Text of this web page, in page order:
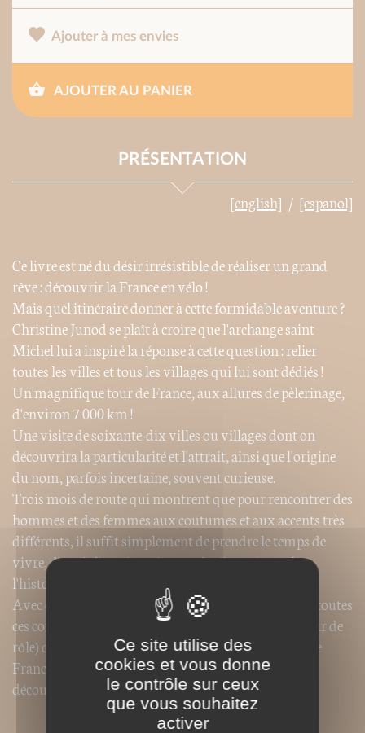
Ajouter à mes envies
AJOUTER AU PANIER
PRÉSENTATION
[english] [español]
Ce livre est né du désir irrésistible de réaliser un grand
rêve : découvrir la France en vélo !
Mais quel itinéraire donner à cette formidable aventure ?
Christine Junod se plaît à croire que l'archange saint
Michel lui a inspiré la réponse à cette question : relier
toutes les villes et tous les villages qui lui sont dédiés !
Un magnifique tour de France, aux allures de pèlerinage,
d'environ 7 000 km !
Une visite de soixante-dix villes ou villages dont on
découvrira la particularité et l'attrait, ainsi que l'origine
du nom, parfois incertaine, souvent curieuse.
Trois mois de route qui montrent que pour rencontrer des
hommes et des femmes aux coutumes et aux accents très
différents, il suffit simplement de prendre le temps de
vivre, d'avoir l'esprit curieux et de s'imprégner de
l'histoire des lieux traversés !
Avec cet ouvrage, Christine Junod crée un lien entre toutes
ces communes - organisatrices (chaque année et à tour de
rôle) d'un grand Rassemblement des Saint-Michel de
France - et apporte ainsi le guide indispensable à leur
découverte.
Ce site utilise des
cookies et vous donne
le contrôle sur ceux
que vous souhaitez
activer